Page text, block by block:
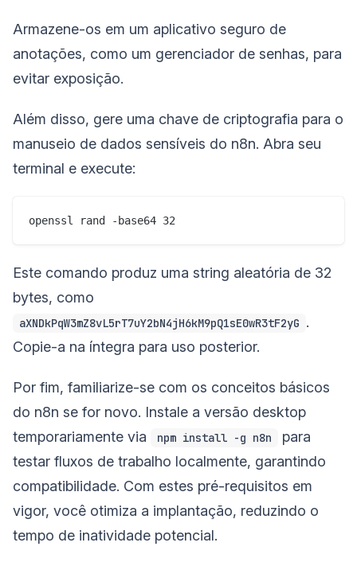
Armazene-os em um aplicativo seguro de
anotações, como um gerenciador de senhas, para
evitar exposição.
Além disso, gere uma chave de criptografia para o
manuseio de dados sensíveis do n8n. Abra seu
terminal e execute:
Este comando produz uma string aleatória de 32
bytes, como
aXNDkPqW3mZ8vL5rT7uY2bN4jH6kM9pQ1sE0wR3tF2yG .
Copie-a na íntegra para uso posterior.
Por fim, familiarize-se com os conceitos básicos
do n8n se for novo. Instale a versão desktop
temporariamente via
npm install -g n8n
para
testar fluxos de trabalho localmente, garantindo
compatibilidade. Com estes pré-requisitos em
vigor, você otimiza a implantação, reduzindo o
tempo de inatividade potencial.